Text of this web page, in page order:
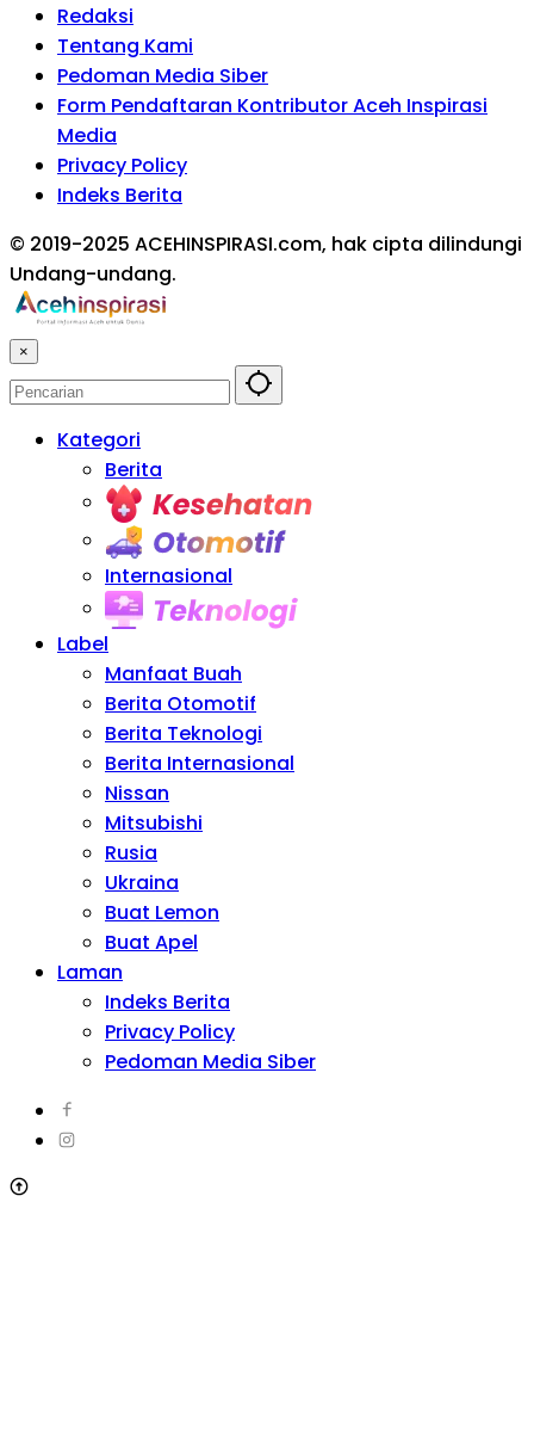
Redaksi
Tentang Kami
Pedoman Media Siber
Form Pendaftaran Kontributor Aceh Inspirasi
Media
Privacy Policy
Indeks Berita
© 2019-2025 ACEHINSPIRASI.com, hak cipta dilindungi
Undang-undang.
×
Kategori
Berita
Internasional
Label
Manfaat Buah
Berita Otomotif
Berita Teknologi
Berita Internasional
Nissan
Mitsubishi
Rusia
Ukraina
Buat Lemon
Buat Apel
Laman
Indeks Berita
Privacy Policy
Pedoman Media Siber